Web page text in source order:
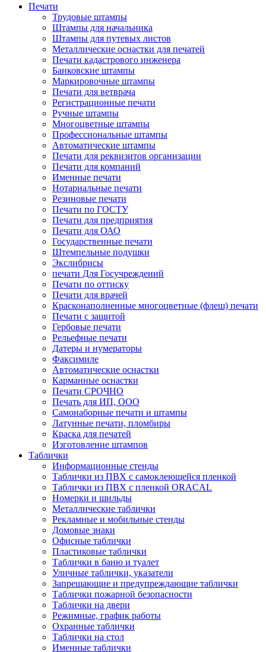
Печати
Трудовые штампы
Штампы для начальника
Штампы для путевых листов
Металлические оснастки для печатей
Печати кадастрового инженера
Банковские штампы
Маркировочные штампы
Печати для ветврача
Регистрационные печати
Ручные штампы
Многоцветные штампы
Профессиональные штампы
Автоматические штампы
Печати для реквизитов организации
Печати для компаний
Именные печати
Нотариальные печати
Резиновые печати
Печати по ГОСТУ
Печати для предприятия
Печати для ОАО
Государственные печати
Штемпельные подушки
Экслибрисы
печати Для Госучреждений
Печати по оттиску
Печати для врачей
Красконаполненные многоцветные (флеш) печати
Печати с защитой
Гербовые печати
Рельефные печати
Датеры и нумераторы
Факсимиле
Автоматические оснастки
Карманные оснастки
Печати СРОЧНО
Печать для ИП, ООО
Самонаборные печати и штампы
Латунные печати, пломбиры
Краска для печатей
Изготовление штампов
Таблички
Информационные стенды
Таблички из ПВХ с самоклеющейся пленкой
Таблички из ПВХ с пленкой ORACAL
Номерки и шильды
Металлические таблички
Рекламные и мобильные стенды
Домовые знаки
Офисные таблички
Пластиковые таблички
Таблички в баню и туалет
Уличные таблички, указатели
Запрещающие и предупреждающие таблички
Таблички пожарной безопасности
Таблички на двери
Режимные, график работы
Охранные таблички
Таблички на стол
Именные таблички